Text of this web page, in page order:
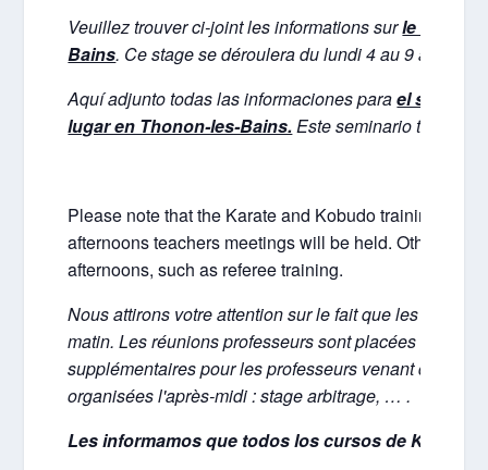
Veuillez trouver ci-joint les informations surle stage
Bains. Ce stage se déroulera du lundi 4 au 9 août
Aquí adjunto todas las informaciones parael
lugar en Thonon-les-Bains. Este seminario tendrá
Please note that the Karate and Kobudo training
afternoons teachers meetings will be held. Other
afternoons, such as referee training.
Nous attirons votre attention sur le fait que les cours
matin. Les réunions professeurs sont placées l'après-
supplémentaires pour les professeurs venant de
organisées l'après-midi : stage arbitrage, … .
Les informamos que todos los cursos de Karate